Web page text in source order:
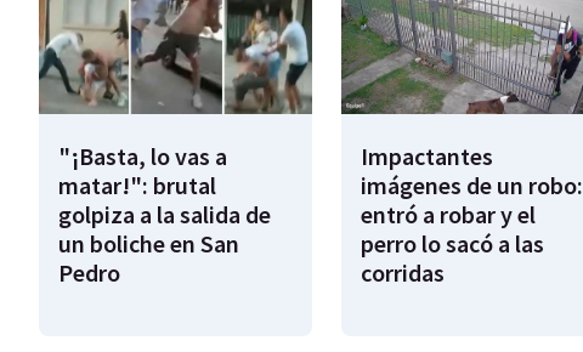
"¡Basta, lo vas a
matar!": brutal
golpiza a la salida de
un boliche en San
Pedro
Impactantes
imágenes de un robo:
entró a robar y el
perro lo sacó a las
corridas